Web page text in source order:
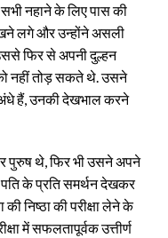
नहाने के लिए पास की
लगे और उन्होंने असली
फिर से अपनी दुल्हन
नहीं तोड़ सकते थे. उसने
हैं, उनकी देखभाल करने
पुरुष थे, फिर भी उसने अपने
के प्रति समर्थन देखकर
निष्ठा की परीक्षा लेने के
में सफलतापूर्वक उत्तीर्ण